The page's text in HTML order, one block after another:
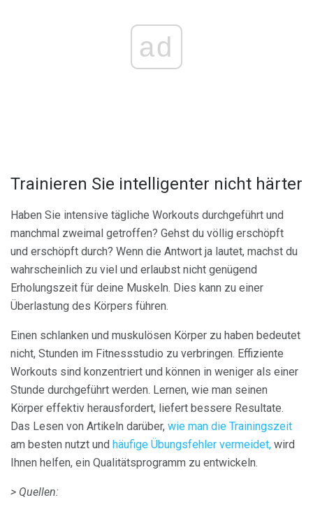
ad
Trainieren Sie intelligenter nicht härter
Haben Sie intensive tägliche Workouts durchgeführt und
manchmal zweimal getroffen? Gehst du völlig erschöpft
und erschöpft durch? Wenn die Antwort ja lautet, machst du
wahrscheinlich zu viel und erlaubst nicht genügend
Erholungszeit für deine Muskeln. Dies kann zu einer
Überlastung des Körpers führen.
Einen schlanken und muskulösen Körper zu haben bedeutet
nicht, Stunden im Fitnessstudio zu verbringen. Effiziente
Workouts sind konzentriert und können in weniger als einer
Stunde durchgeführt werden. Lernen, wie man seinen
Körper effektiv herausfordert, liefert bessere Resultate.
Das Lesen von Artikeln darüber, wie man die Trainingszeit
am besten nutzt und häufige Übungsfehler vermeidet, wird
Ihnen helfen, ein Qualitätsprogramm zu entwickeln.
> Quellen: